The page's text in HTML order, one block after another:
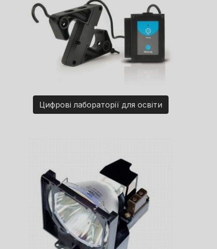
Цифрові лабораторії для освіти